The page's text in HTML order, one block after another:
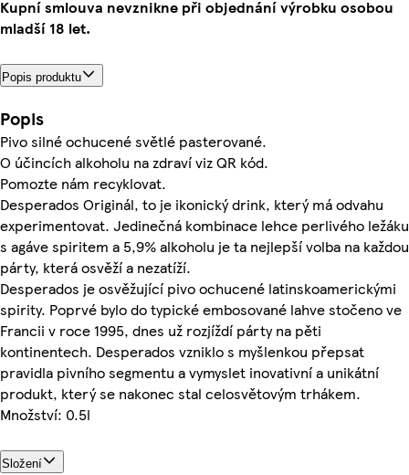
Kupní smlouva nevznikne při objednání výrobku osobou
mladší 18 let.
Popis produktu
Popis
Pivo silné ochucené světlé pasterované.
O účincích alkoholu na zdraví viz QR kód.
Pomozte nám recyklovat.
Desperados Originál, to je ikonický drink, který má odvahu
experimentovat. Jedinečná kombinace lehce perlivého ležáku
s agáve spiritem a 5,9% alkoholu je ta nejlepší volba na každou
párty, která osvěží a nezatíží.
Desperados je osvěžující pivo ochucené latinskoamerickými
spirity. Poprvé bylo do typické embosované lahve stočeno ve
Francii v roce 1995, dnes už rozjíždí párty na pěti
kontinentech. Desperados vzniklo s myšlenkou přepsat
pravidla pivního segmentu a vymyslet inovativní a unikátní
produkt, který se nakonec stal celosvětovým trhákem.
Množství: 0.5l
Složení